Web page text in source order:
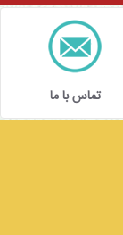
تماس با ما